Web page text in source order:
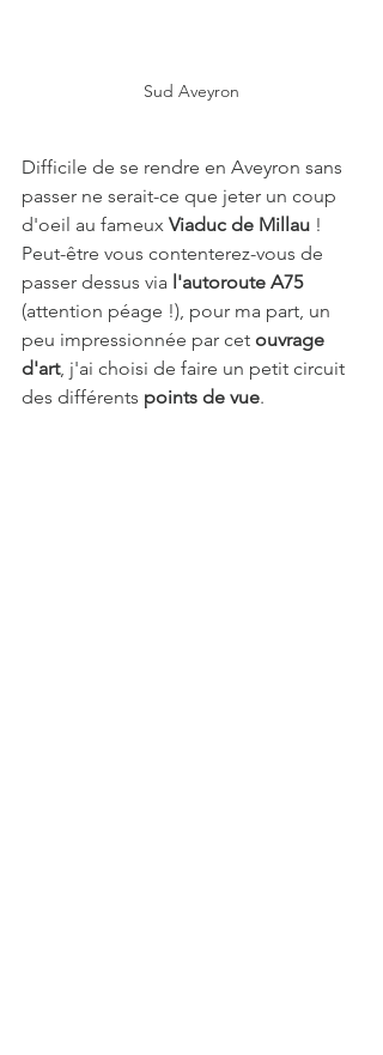
Sud Aveyron
Difficile de se rendre en Aveyron sans
passer ne serait-ce que jeter un coup
d'oeil au fameux Viaduc de Millau !
Peut-être vous contenterez-vous de
passer dessus via l'autoroute A75
(attention péage !), pour ma part, un
peu impressionnée par cet ouvrage
d'art, j'ai choisi de faire un petit circuit
des différents points de vue.